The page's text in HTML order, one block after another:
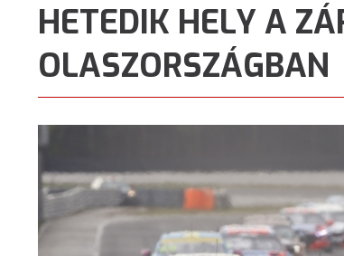
HETEDIK HELY A
OLASZORSZÁGBAN